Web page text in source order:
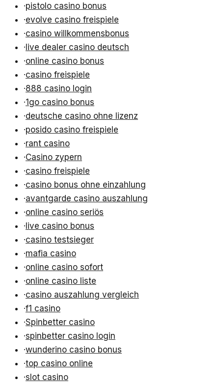
·pistolo casino bonus
·evolve casino freispiele
·casino willkommensbonus
·live dealer casino deutsch
·online casino bonus
·casino freispiele
·888 casino login
·1go casino bonus
·deutsche casino ohne lizenz
·posido casino freispiele
·rant casino
·Casino zypern
·casino freispiele
·casino bonus ohne einzahlung
·avantgarde casino auszahlung
·online casino seriös
·live casino bonus
·casino testsieger
·mafia casino
·online casino sofort
·online casino liste
·casino auszahlung vergleich
·f1 casino
·Spinbetter casino
·spinbetter casino login
·wunderino casino bonus
·top casino online
·slot casino